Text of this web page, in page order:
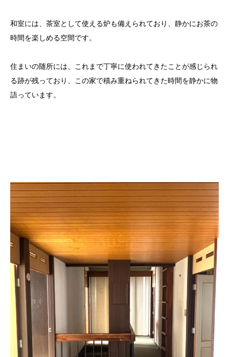
和室には、茶室として使える炉も備えられており、静かにお茶の
時間を楽しめる空間です。
住まいの随所には、これまで丁寧に使われてきたことが感じられ
る跡が残っており、この家で積み重ねられてきた時間を静かに物
語っています。